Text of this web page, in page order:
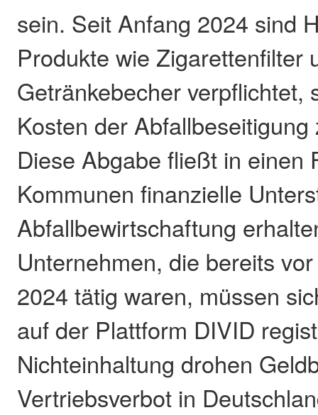
sein. Seit Anfang 2024 sind
Produkte wie Zigarettenfilter
Getränkebecher verpflichtet,
Kosten der
Diese Abgabe fließt in einen
Kommunen finanzielle
Abfallbewirtschaftung
Unternehmen, die bereits
2024 tätig waren, müssen
auf der Plattform DIVID
Nichteinhaltung drohen
Vertriebsverbot in